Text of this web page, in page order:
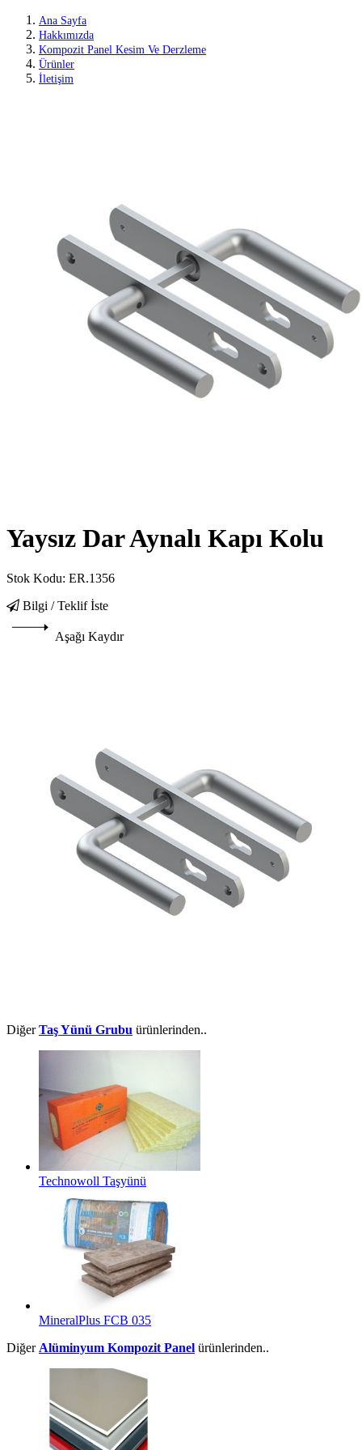
Ana Sayfa
Hakkımızda
Kompozit Panel Kesim Ve Derzleme
Ürünler
İletişim
Yaysız Dar Aynalı Kapı Kolu
Stok Kodu: ER.1356
Bilgi / Teklif İste
Aşağı Kaydır
DiğerTaş Yünü Grubu ürünlerinden..
Technowoll Taşyünü
MineralPlus FCB 035
DiğerAlüminyum Kompozit Panel ürünlerinden..